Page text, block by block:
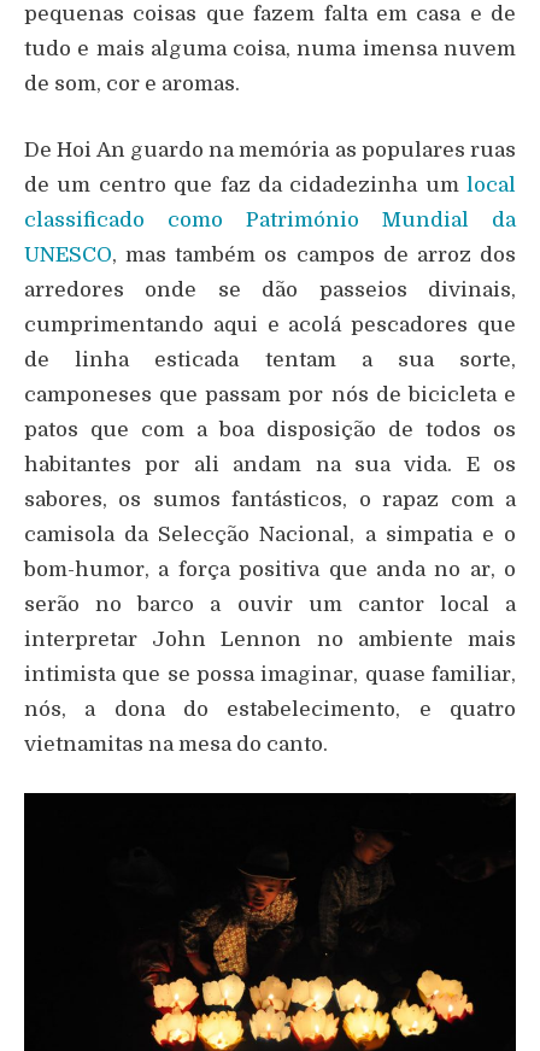
pequenas coisas que fazem falta em casa e de
tudo e mais alguma coisa, numa imensa nuvem
de som, cor e aromas.
De Hoi An guardo na memória as populares ruas
de um centro que faz da cidadezinha um local
classificado como Património Mundial da
UNESCO, mas também os campos de arroz dos
arredores onde se dão passeios divinais,
cumprimentando aqui e acolá pescadores que
de linha esticada tentam a sua sorte,
camponeses que passam por nós de bicicleta e
patos que com a boa disposição de todos os
habitantes por ali andam na sua vida. E os
sabores, os sumos fantásticos, o rapaz com a
camisola da Selecção Nacional, a simpatia e o
bom-humor, a força positiva que anda no ar, o
serão no barco a ouvir um cantor local a
interpretar John Lennon no ambiente mais
intimista que se possa imaginar, quase familiar,
nós, a dona do estabelecimento, e quatro
vietnamitas na mesa do canto.